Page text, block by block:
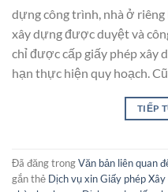
dựng công trình, nhà ở
xây dựng được duyệt và
chỉ được cấp giấy phép xây
hạn thực hiện quy hoạch.
TIẾP
Đã đăng trongVăn bản liên quan
gắn thẻ Dịch vụ xin Giấy phép